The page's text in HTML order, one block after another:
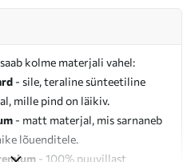
kolme materjali vahel:
- sile, teraline sünteetiline
mille pind on läikiv.
- matt materjal, mis sarnaneb
lõuenditele.
- 100% puuvillast